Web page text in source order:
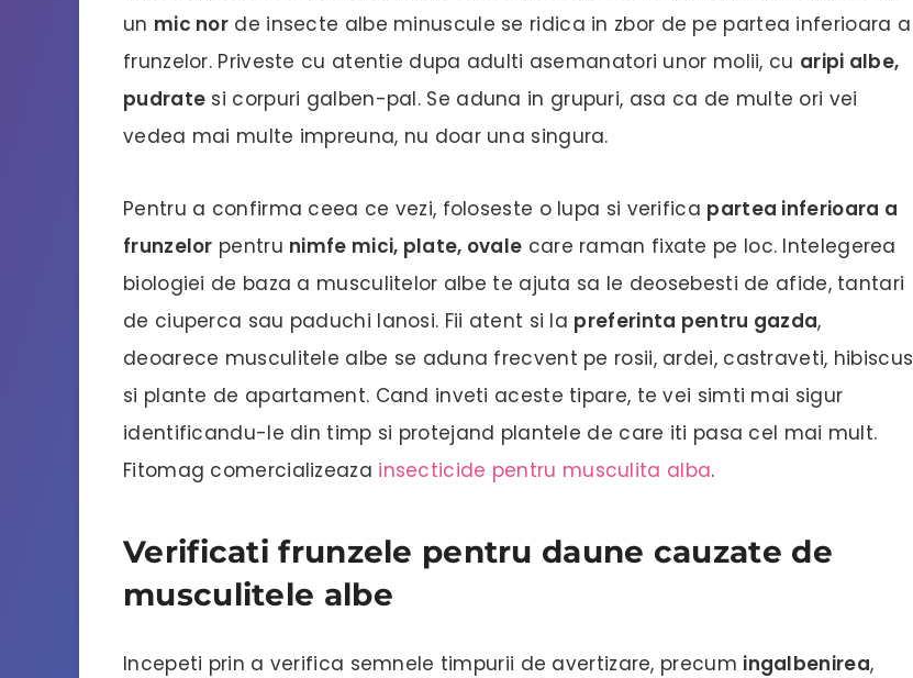
un mic nor de insecte albe minuscule se ridica in zbor de pe partea inferioara a
frunzelor. Priveste cu atentie dupa adulti asemanatori unor molii, cu aripi albe,
pudrate si corpuri galben-pal. Se aduna in grupuri, asa ca de multe ori vei
vedea mai multe impreuna, nu doar una singura.
Pentru a confirma ceea ce vezi, foloseste o lupa si verifica partea inferioara a
frunzelor pentru nimfe mici, plate, ovale care raman fixate pe loc. Intelegerea
biologiei de baza a musculitelor albe te ajuta sa le deosebesti de afide, tantari
de ciuperca sau paduchi lanosi. Fii atent si la preferinta pentru gazda,
deoarece musculitele albe se aduna frecvent pe rosii, ardei, castraveti, hibiscus
si plante de apartament. Cand inveti aceste tipare, te vei simti mai sigur
identificandu-le din timp si protejand plantele de care iti pasa cel mai mult.
Fitomag comercializeaza insecticide pentru musculita alba.
Verificati frunzele pentru daune cauzate de
musculitele albe
Incepeti prin a verifica semnele timpurii de avertizare, precum ingalbenirea,